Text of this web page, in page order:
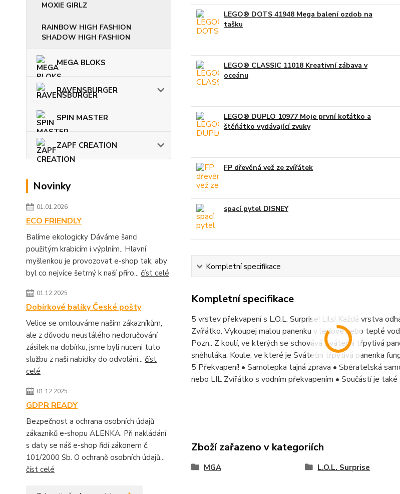
MOXIE GIRLZ
RAINBOW HIGH FASHION
SHADOW HIGH FASHION
MEGA BLOKS
RAVENSBURGER
SPIN MASTER
ZAPF CREATION
Novinky
01.01.2026
ECO FRIENDLY
Balíme ekologicky Dáváme šanci
použitým krabicím i výplním.. Hlavní
myšlenkou je provozovat e-shop tak, aby
byl co nejvíce šetrný k naší příro... číst celé
01.12.2025
Dobírkové balíky České pošty
Velice se omlouváme našim zákazníkům,
ale z důvodu neustálého nedoručování
zásilek na dobírku, jsme byli nuceni tuto
službu z naší nabídky do odvolání... číst
celé
01.12.2025
GDPR READY
Bezpečnost a ochrana osobních údajů
zákazníků e-shopu ALENKA. Při nakládání
s daty se náš e-shop řídí zákonem č.
101/2000 Sb. O ochraně osobních údajů...
číst celé
LEGO® DOTS 41948 Mega balení ozdob na
tašku
LEGO® CLASSIC 11018 Kreativní zábava v
oceánu
LEGO® DUPLO 10977 Moje první koťátko a
štěňátko vydávající zvuky
FP dřevěná vež ze zvířátek
spací pytel DISNEY
Kompletní specifikace
Kompletní specifikace
5 vrstev překvapení s L.O.L. Surprise! Lils! Každá vrstva
Zvířátko. Vykoupej malou panenku v ledové nebo teplé
Pozn.: Z koulí, ve kterých se schovává Sváteční třpytivá
sněhuláka. Koule, ve které je Sváteční třpytivá panenka
5 Překvapení! • Samolepka tajná zpráva • Sběratelská
nebo LIL Zvířátko s vodním překvapením • Součástí je
Zboží zařazeno v kategoriích
MGA L.O.L. Surprise